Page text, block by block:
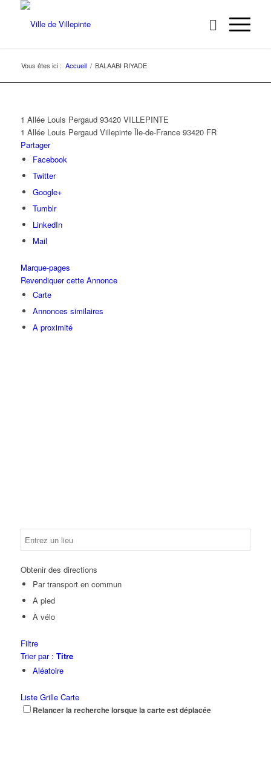
Vous êtes ici : Accueil / BALAABI RIYADE
1 Allée Louis Pergaud 93420 VILLEPINTE
1 Allée Louis Pergaud Villepinte Île-de-France 93420 FR
Partager
Facebook
Twitter
Google+
Tumblr
LinkedIn
Mail
Marque-pages
Revendiquer cette Annonce
Carte
Annonces similaires
A proximité
Obtenir des directions
Par transport en commun
A pied
À vélo
Filtre
Trier par : Titre
Aléatoire
Liste Grille Carte
Relancer la recherche lorsque la carte est déplacée